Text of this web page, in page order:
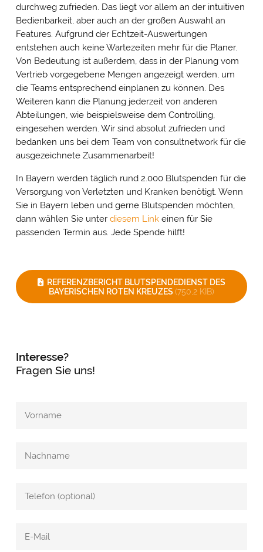
durchweg zufrieden. Das liegt vor allem an der intuitiven
Bedienbarkeit, aber auch an der großen Auswahl an
Features. Aufgrund der Echtzeit-Auswertungen
entstehen auch keine Wartezeiten mehr für die Planer.
Von Bedeutung ist außerdem, dass in der Planung vom
Vertrieb vorgegebene Mengen angezeigt werden, um
die Teams entsprechend einplanen zu können. Des
Weiteren kann die Planung jederzeit von anderen
Abteilungen, wie beispielsweise dem Controlling,
eingesehen werden. Wir sind absolut zufrieden und
bedanken uns bei dem Team von consultnetwork für die
ausgezeichnete Zusammenarbeit!
In Bayern werden täglich rund 2.000 Blutspenden für die
Versorgung von Verletzten und Kranken benötigt. Wenn
Sie in Bayern leben und gerne Blutspenden möchten,
dann wählen Sie unter diesem Linkeinen für Sie
passenden Termin aus. Jede Spende hilft!
REFERENZBERICHT BLUTSPENDEDIENST DES
BAYERISCHEN ROTEN KREUZES (750,2 KIB)
Interesse?
Fragen Sie uns!